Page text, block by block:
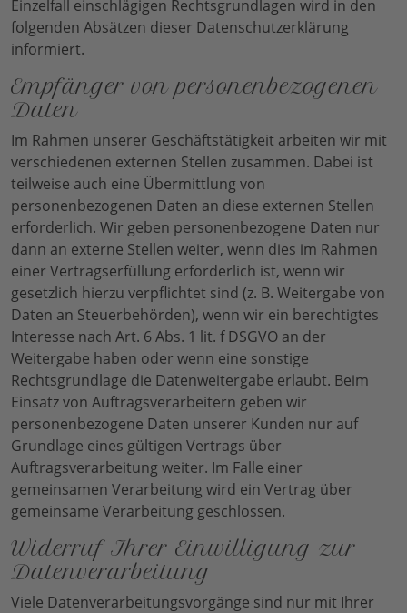
Einzelfall einschlägigen Rechtsgrundlagen wird in den
folgenden Absätzen dieser Datenschutzerklärung
informiert.
Empfänger von personenbezogenen
Daten
Im Rahmen unserer Geschäftstätigkeit arbeiten wir mit
verschiedenen externen Stellen zusammen. Dabei ist
teilweise auch eine Übermittlung von
personenbezogenen Daten an diese externen Stellen
erforderlich. Wir geben personenbezogene Daten nur
dann an externe Stellen weiter, wenn dies im Rahmen
einer Vertragserfüllung erforderlich ist, wenn wir
gesetzlich hierzu verpflichtet sind (z. B. Weitergabe von
Daten an Steuerbehörden), wenn wir ein berechtigtes
Interesse nach Art. 6 Abs. 1 lit. f DSGVO an der
Weitergabe haben oder wenn eine sonstige
Rechtsgrundlage die Datenweitergabe erlaubt. Beim
Einsatz von Auftragsverarbeitern geben wir
personenbezogene Daten unserer Kunden nur auf
Grundlage eines gültigen Vertrags über
Auftragsverarbeitung weiter. Im Falle einer
gemeinsamen Verarbeitung wird ein Vertrag über
gemeinsame Verarbeitung geschlossen.
Widerruf Ihrer Einwilligung zur
Datenverarbeitung
Viele Datenverarbeitungsvorgänge sind nur mit Ihrer